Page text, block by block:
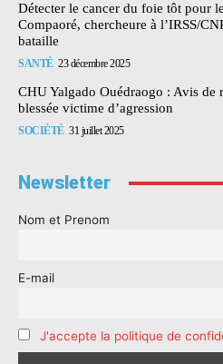
Détecter le cancer du foie tôt pour
Compaoré, chercheure à l’IRSS/
bataille
SANTÉ 23 décembre 2025
CHU Yalgado Ouédraogo : Avis de
blessée victime d’agression
SOCIÉTÉ 31 juillet 2025
Newsletter
Nom et Prenom
E-mail
J'accepte la politique de